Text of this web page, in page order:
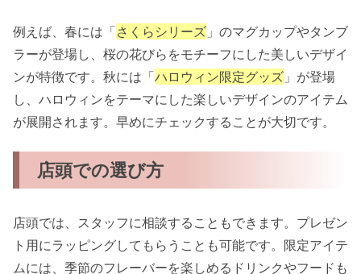
例えば、春には「さくらシリーズ 」のマグカップやタンブ
ラーが登場し、桜の花びらをモチーフにした美しいデザイ
ンが特徴です。秋には「ハロウィン限定グッズ 」が登場
し、ハロウィンをテーマにした楽しいデザインのアイテム
が展開されます。早めにチェックすることが大切です。
店頭での選び方
店頭では、スタッフに相談することもできます。プレゼン
ト用にラッピングしてもらうことも可能です。限定アイテ
ムには、季節のフレーバーを楽しめるドリンクやフードも